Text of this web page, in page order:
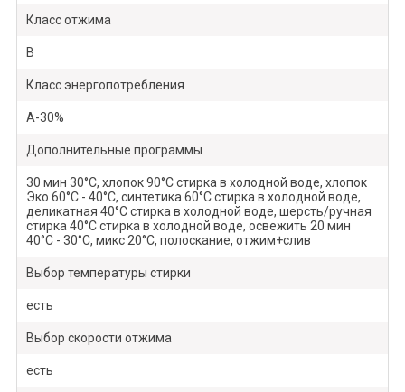
Класс отжима
B
Класс энергопотребления
A-30%
Дополнительные программы
30 мин 30°C, хлопок 90°C стирка в холодной воде, хлопок
Эко 60°C - 40°C, синтетика 60°C стирка в холодной воде,
деликатная 40°C стирка в холодной воде, шерсть/ручная
стирка 40°C стирка в холодной воде, освежить 20 мин
40°C - 30°C, микс 20°C, полоскание, отжим+слив
Выбор температуры стирки
есть
Выбор скорости отжима
есть